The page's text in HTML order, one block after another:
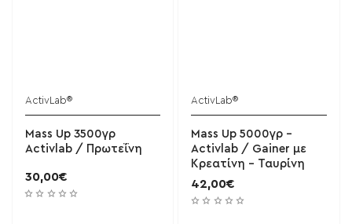
ActivLab®
Mass Up 3500γρ
Activlab / Πρωτεΐνη
30,00€
ActivLab®
Mass Up 5000γρ -
Activlab / Gainer με
Κρεατίνη - Ταυρίνη
42,00€